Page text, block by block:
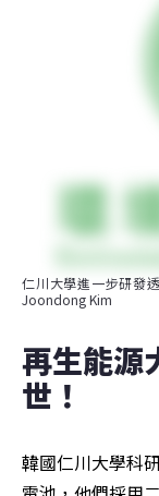
仁川大學進一步研發
Joondong Kim
再生能源
世！
韓國仁川大學科